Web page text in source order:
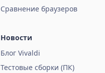
Сравнение браузеров
Новости
Блог Vivaldi
Тестовые сборки (ПК)